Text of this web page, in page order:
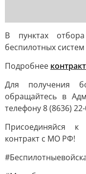
В пунктах
беспилотных
Подробнее
Для получения
обращайтесь в
телефону 8 (8636)
Присоединяйся к
контракт с МО РФ!